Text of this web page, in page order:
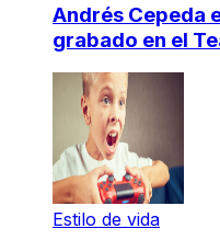
Andrés Cepeda
grabado en el
Estilo de vida